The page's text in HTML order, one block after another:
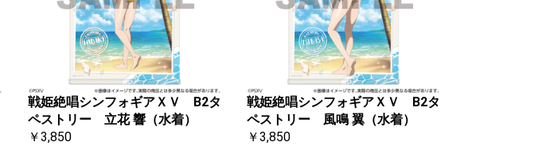
戦姫絶唱シンフォギアＸＶ B2タ
ペストリー 立花 響（水着）
￥3,850
戦姫絶唱シンフォギアＸＶ B2タ
ペストリー 風鳴 翼（水着）
￥3,850